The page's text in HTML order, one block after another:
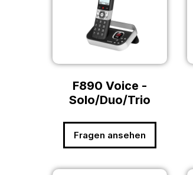
F890 Voice -
Solo/Duo/Trio
Fragen ansehen